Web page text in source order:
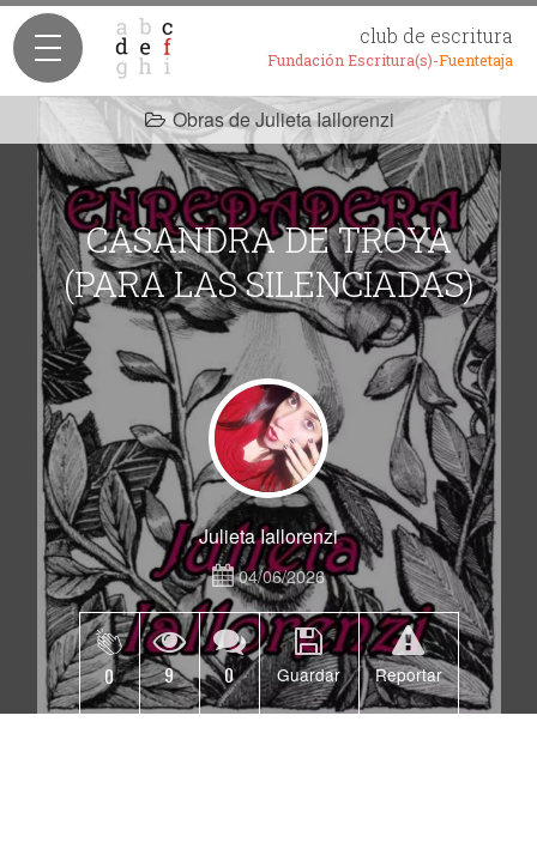
club de escritura
Fundación Escritura(s)-Fuentetaja
Obras de Julieta Iallorenzi
CASANDRA DE TROYA
(PARA LAS SILENCIADAS)
Julieta Iallorenzi
04/06/2026
0 9 0 Guardar Reportar